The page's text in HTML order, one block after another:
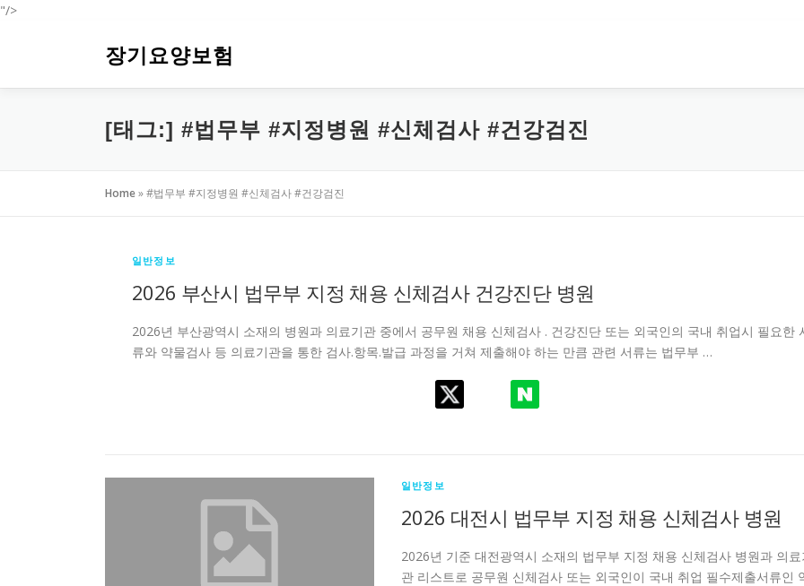
"/>
로
장기요양보험
[태그:] #법무부 #지정병원 #신체검사 #건강검진
Home»#법무부 #지정병원 #신체검사 #건강검진
일반정보
2026 부산시 법무부 지정 채용 신체검사 건강진단 병원
2026년 부산광역시 소재의 병원과 의료기관 중에서 공무원 채용 신체검사 . 건강진단 또는 외국인의 국내 취업시 필요한
류와 약물검사 등 의료기관을 통한 검사.항목.발급 과정을 거쳐 제출해야 하는 만큼 관련 서류는 법무부 …
일반정보
2026 대전시 법무부 지정 채용 신체검사 병원
2026년 기준 대전광역시 소재의 법무부 지정 채용 신체검사 병원과 의료
관 리스트로 공무원 신체검사 또는 외국인이 국내 취업 필수제출서류인